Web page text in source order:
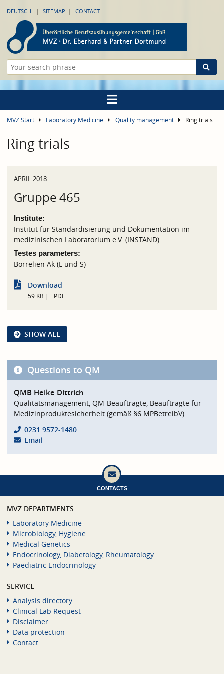
DEUTSCH SITEMAP CONTACT
MVZ Start Laboratory Medicine Quality management Ring trials
Ring trials
APRIL 2018
Gruppe 465
Institute:
Institut für Standardisierung und Dokumentation im
medizinischen Laboratorium e.V. (INSTAND)
Testes parameters:
Borrelien Ak (L und S)
Download
59 KB PDF
SHOW ALL
Questions to QM
QMB Heike Dittrich
Qualitätsmanagement, QM-Beauftragte, Beauftragte für
Medizinproduktesicherheit (gemäß §6 MPBetreibV)
0231 9572-1480
Email
CONTACTS
MVZ DEPARTMENTS
Laboratory Medicine
Microbiology, Hygiene
Medical Genetics
Endocrinology, Diabetology, Rheumatology
Paediatric Endocrinology
SERVICE
Analysis directory
Clinical Lab Request
Disclaimer
Data protection
Contact